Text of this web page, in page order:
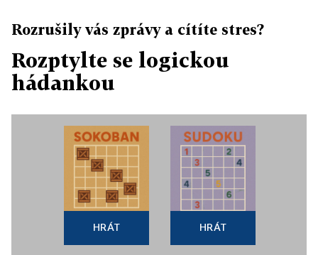
Rozrušily vás zprávy a cítíte stres?
Rozptylte se logickou
hádankou
HRÁT HRÁT